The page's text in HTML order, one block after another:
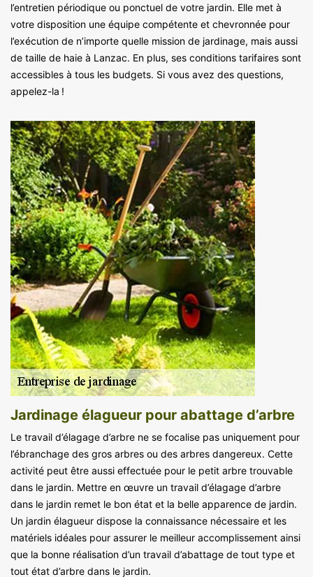
l’entretien périodique ou ponctuel de votre jardin. Elle met à
votre disposition une équipe compétente et chevronnée pour
l’exécution de n’importe quelle mission de jardinage, mais aussi
de taille de haie à Lanzac. En plus, ses conditions tarifaires sont
accessibles à tous les budgets. Si vous avez des questions,
appelez-la !
Jardinage élagueur pour abattage d’arbre
Le travail d’élagage d’arbre ne se focalise pas uniquement pour
l’ébranchage des gros arbres ou des arbres dangereux. Cette
activité peut être aussi effectuée pour le petit arbre trouvable
dans le jardin. Mettre en œuvre un travail d’élagage d’arbre
dans le jardin remet le bon état et la belle apparence de jardin.
Un jardin élagueur dispose la connaissance nécessaire et les
matériels idéales pour assurer le meilleur accomplissement ainsi
que la bonne réalisation d’un travail d’abattage de tout type et
tout état d’arbre dans le jardin.